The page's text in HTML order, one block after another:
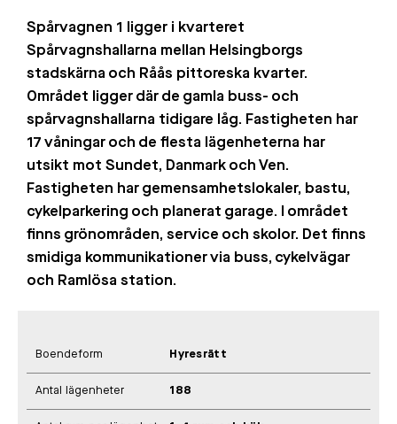
Spårvagnen 1 ligger i kvarteret
Spårvagnshallarna mellan Helsingborgs
stadskärna och Råås pittoreska kvarter.
Området ligger där de gamla buss- och
spårvagnshallarna tidigare låg. Fastigheten har
17 våningar och de flesta lägenheterna har
utsikt mot Sundet, Danmark och Ven.
Fastigheten har gemensamhetslokaler, bastu,
cykelparkering och planerat garage. I området
finns grönområden, service och skolor. Det finns
smidiga kommunikationer via buss, cykelvägar
och Ramlösa station.
Boendeform Hyresrätt
Antal lägenheter 188